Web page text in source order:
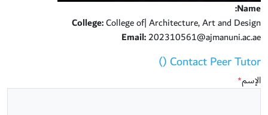
Name:
College:College of| Architecture, Art and Design
Email:202310561@ajmanuni.ac.ae
Contact Peer Tutor ()
الإسم*